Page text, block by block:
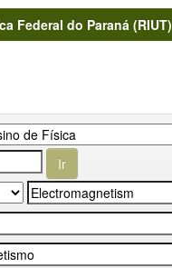
Federal do Paraná (RIUT)